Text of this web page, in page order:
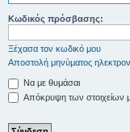
Κωδικός πρόσβασης:
Ξέχασα τον κωδικό μου
Αποστολή μηνύματος
Να με θυμάσαι
Απόκρυψη των στοιχείων